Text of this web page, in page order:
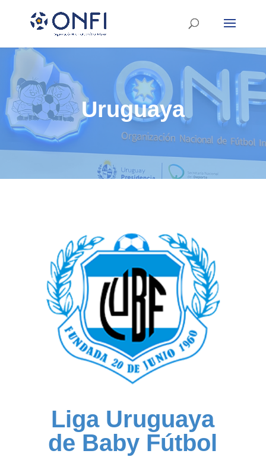
Uruguaya
Liga Uruguaya
de Baby Fútbol